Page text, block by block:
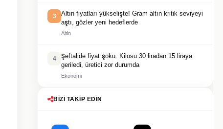
3
Altın fiyatları yükselişte! Gram altın kritik seviyeyi
aştı, gözler yeni hedeflerde
Altin
4
Şeftalide fiyat şoku: Kilosu 30 liradan 15 liraya
geriledi, üretici zor durumda
Ekonomi
BIZI TAKIP EDIN